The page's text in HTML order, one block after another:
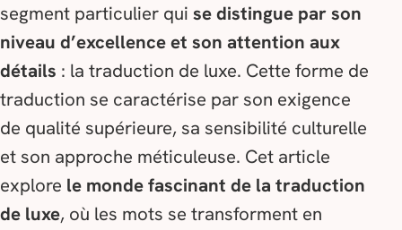
segment particulier qui se distingue par son
niveau d’excellence et son attention aux
détails : la traduction de luxe. Cette forme de
traduction se caractérise par son exigence
de qualité supérieure, sa sensibilité culturelle
et son approche méticuleuse. Cet article
explore le monde fascinant de la traduction
de luxe, où les mots se transforment en